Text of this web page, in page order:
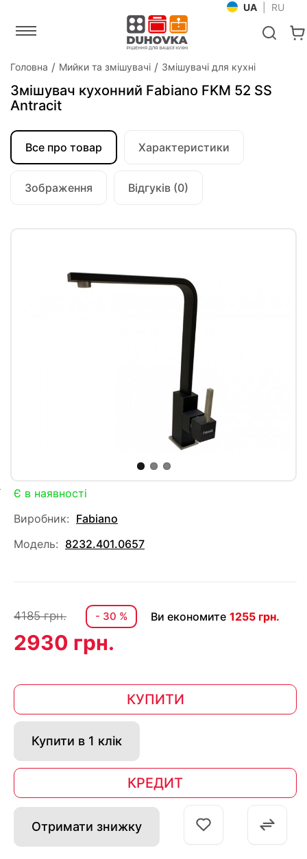
UA RU
Головна Мийки та змішувачі Змішувачі для кухні
Змішувач кухонний Fabiano FKM 52 SS
Antracit
Все про товар Характеристики
Зображення Відгуків (0)
Є в наявності
Виробник: Fabiano
Модель: 8232.401.0657
4185 грн. - 30 % Ви економите 1255 грн.
2930 грн.
КУПИТИ
Купити в 1 клік
КРЕДИТ
Отримати знижку